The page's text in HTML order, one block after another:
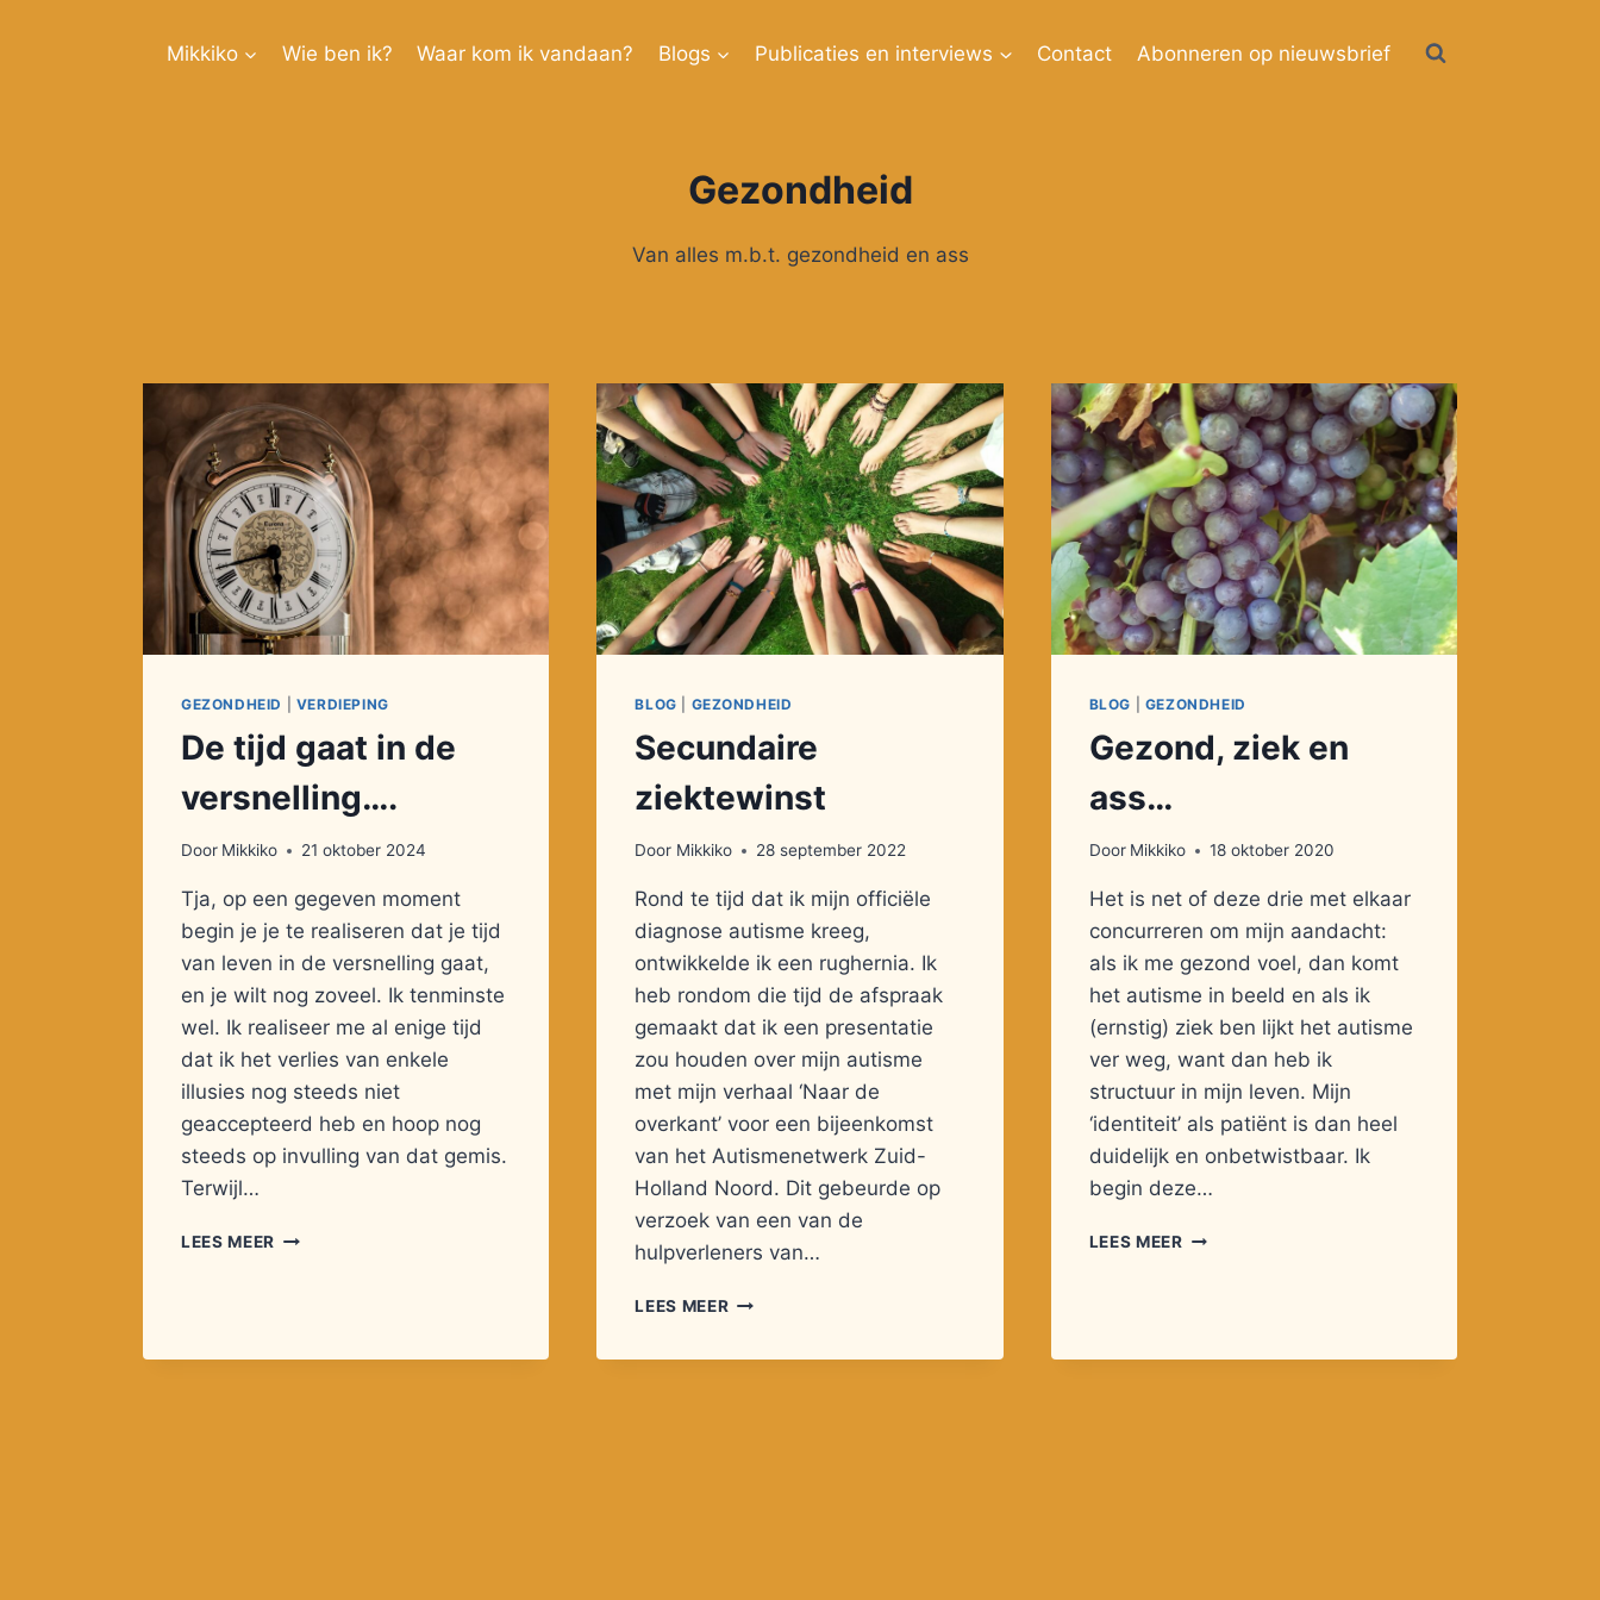
Mikkiko Wie ben ik? Waar kom ik vandaan? Blogs Publicaties en interviews Contact Abonneren op nieuwsbrief
Gezondheid
Van alles m.b.t. gezondheid en ass
GEZONDHEID VERDIEPING
De tijd gaat in de
versnelling….
Door Mikkiko 21 oktober 2024
Tja, op een gegeven moment
begin je je te realiseren dat je tijd
van leven in de versnelling gaat,
en je wilt nog zoveel. Ik tenminste
wel. Ik realiseer me al enige tijd
dat ik het verlies van enkele
illusies nog steeds niet
geaccepteerd heb en hoop nog
steeds op invulling van dat gemis.
Terwijl…
LEES MEER DE
VERSNELLING….
BLOG GEZONDHEID
Secundaire
ziektewinst
Door Mikkiko 28 september 2022
Rond te tijd dat ik mijn officiële
diagnose autisme kreeg,
ontwikkelde ik een rughernia. Ik
heb rondom die tijd de afspraak
gemaakt dat ik een presentatie
zou houden over mijn autisme
met mijn verhaal ‘Naar de
overkant’ voor een bijeenkomst
van het Autismenetwerk Zuid-
Holland Noord. Dit gebeurde op
verzoek van een van de
hulpverleners van…
LEES MEERSECUNDAIRE
BLOG GEZONDHEID
Gezond, ziek en
ass…
Door Mikkiko 18 oktober 2020
Het is net of deze drie met elkaar
concurreren om mijn aandacht:
als ik me gezond voel, dan komt
het autisme in beeld en als ik
(ernstig) ziek ben lijkt het autisme
ver weg, want dan heb ik
structuur in mijn leven. Mijn
‘identiteit’ als patiënt is dan heel
duidelijk en onbetwistbaar. Ik
begin deze…
LEES MEERGEZOND,